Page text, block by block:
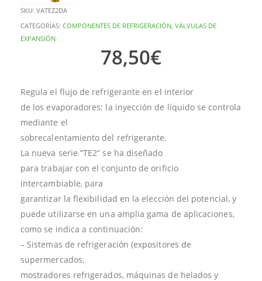
SKU: VATEZ2DA
CATEGORÍAS: COMPONENTES DE REFRIGERACIÓN VÁLVULAS DE
EXPANSIÓN
78,50€
Regula el flujo de refrigerante en el interior
de los evaporadores; la inyección de líquido se controla
mediante el
sobrecalentamiento del refrigerante.
La nueva serie “TE2” se ha diseñado
para trabajar con el conjunto de orificio
intercambiable, para
garantizar la flexibilidad en la elección del potencial, y
puede utilizarse en una amplia gama de aplicaciones,
como se indica a continuación:
– Sistemas de refrigeración (expositores de
supermercados,
mostradores refrigerados, máquinas de helados y